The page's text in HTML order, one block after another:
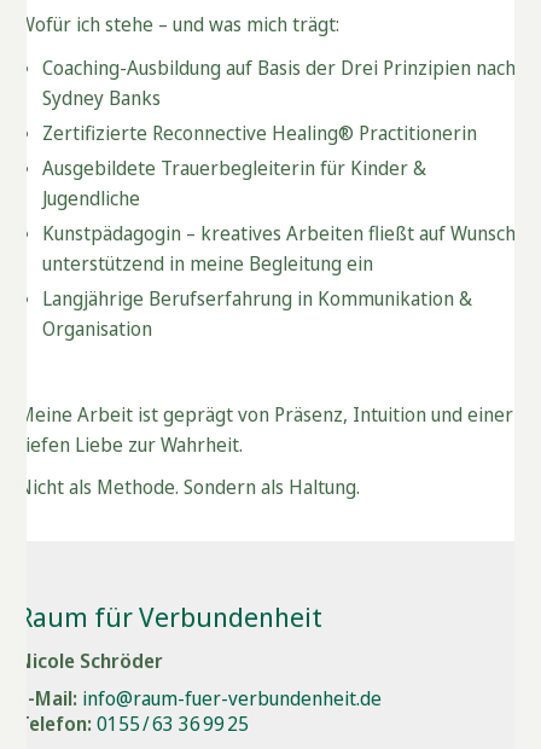
Wofür ich stehe – und was mich trägt:
Coaching-Ausbildung auf Basis der Drei Prinzipien nach
Sydney Banks
Zertifizierte Reconnective Healing® Practitionerin
Ausgebildete Trauerbegleiterin für Kinder &
Jugendliche
Kunstpädagogin – kreatives Arbeiten fließt auf Wunsch
unterstützend in meine Begleitung ein
Langjährige Berufserfahrung in Kommunikation &
Organisation
Meine Arbeit ist geprägt von Präsenz, Intuition und einer
tiefen Liebe zur Wahrheit.
Nicht als Methode. Sondern als Haltung.
Raum für Verbundenheit
Nicole Schröder
E-Mail: info@raum-fuer-verbundenheit.de
Telefon: 0155 / 63 36 99 25